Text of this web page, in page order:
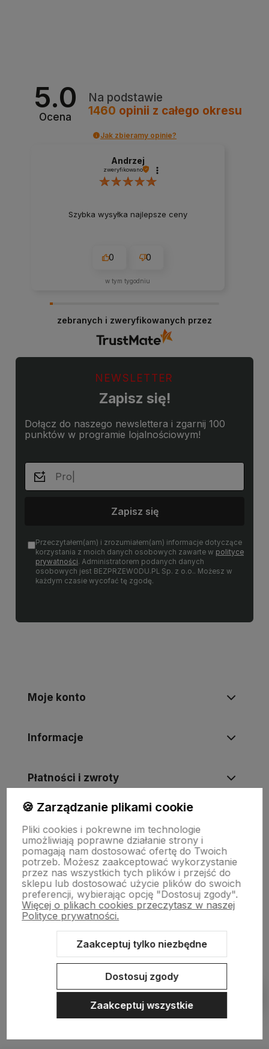
5.0
Ocena
Na podstawie
1460 opinii z całego okresu
Jak zbieramy opinie?
Andrzej
zweryfikowano
Szybka wysyłka najlepsze ceny
0 0
w tym tygodniu
zebranych i zweryfikowanych przez
NEWSLETTER
Zapisz się!
Dołącz do naszego newslettera i zgarnij 100
punktów w programie lojalnościowym!
Zapisz się
Przeczytałem(am) i zrozumiałem(am) informacje dotyczące
korzystania z moich danych osobowych zawarte w polityce
prywatności. Administratorem podanych danych
osobowych jest BEZPRZEWODU.PL Sp. z o.o.. Możesz w
każdym czasie wycofać tę zgodę.
Moje konto
Informacje
Płatności i zwroty
Wsparcie
O nas
Sklep internetowy Shoper Premium
Szablon Shoper Modern 3.0™
od GrowCommerce
🍪 Zarządzanie plikami cookie
Pliki cookies i pokrewne im technologie
umożliwiają poprawne działanie strony i
pomagają nam dostosować ofertę do Twoich
potrzeb. Możesz zaakceptować wykorzystanie
przez nas wszystkich tych plików i przejść do
sklepu lub dostosować użycie plików do swoich
preferencji, wybierając opcję "Dostosuj zgody".
Więcej o plikach cookies przeczytasz w naszej
Polityce prywatności.
Zaakceptuj tylko niezbędne
Dostosuj zgody
Zaakceptuj wszystkie